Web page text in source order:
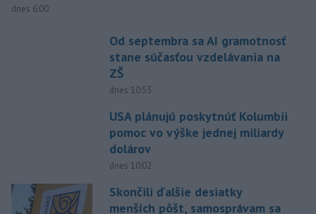
dnes 6:00
Od septembra sa AI gramotnosť
stane súčasťou vzdelávania na
ZŠ
dnes 10:53
USA plánujú poskytnúť Kolumbii
pomoc vo výške jednej miliardy
dolárov
dnes 10:02
Skončili ďalšie desiatky
menších pôšt, samosprávam sa